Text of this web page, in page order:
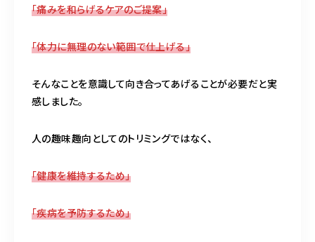
「痛みを和らげるケアのご提案」
「体力に無理のない範囲で仕上げる」
そんなことを意識して向き合ってあげることが必要だと実
感しました。
人の趣味趣向としてのトリミングではなく、
「健康を維持するため」
「疾病を予防するため」